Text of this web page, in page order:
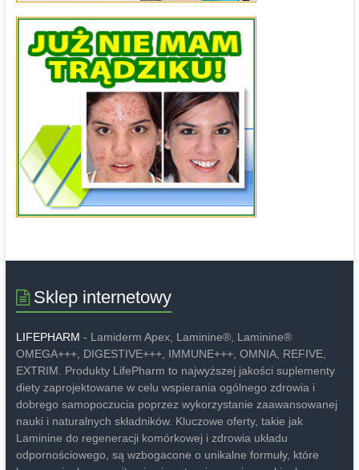
Sklep internetowy
LIFEPHARM - Lamiderm Apex, Laminine®, Laminine®
OMEGA+++, DIGESTIVE+++, IMMUNE+++, OMNIA, REFIVE,
EXTRIM. Produkty LifePharm to najwyższej jakości suplementy
diety zaprojektowane w celu wspierania ogólnego zdrowia i
dobrego samopoczucia poprzez wykorzystanie zaawansowanej
nauki i naturalnych składników. Kluczowe oferty, takie jak
Laminine do regeneracji komórkowej i zdrowia układu
odpornościowego, są wzbogacone o unikalne formuły, które